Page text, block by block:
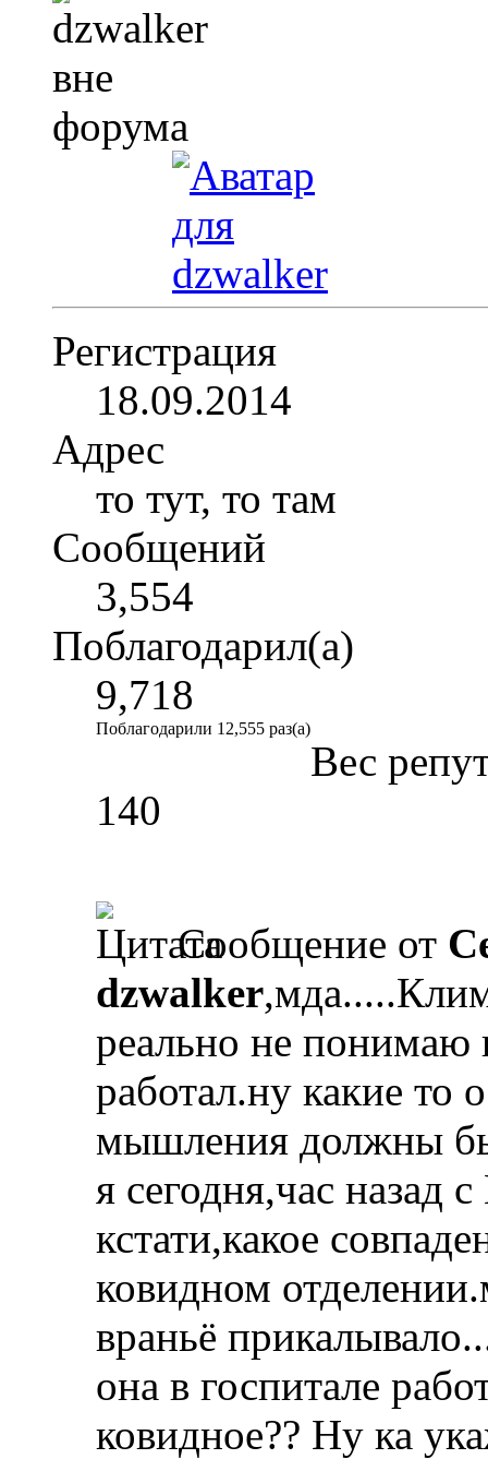
Регистрация
18.09.2014
Адрес
то тут, то там
Сообщений
3,554
Поблагодарил(а)
9,718
Поблагодарили 12,555 раз(а)
Вес
140
Сообщение от
dzwalker
реально не понимаю
работал.ну какие то
мышления должны
я сегодня,час назад
кстати,какое
ковидном
враньё
она в госпитале
ковидное?? Ну ка